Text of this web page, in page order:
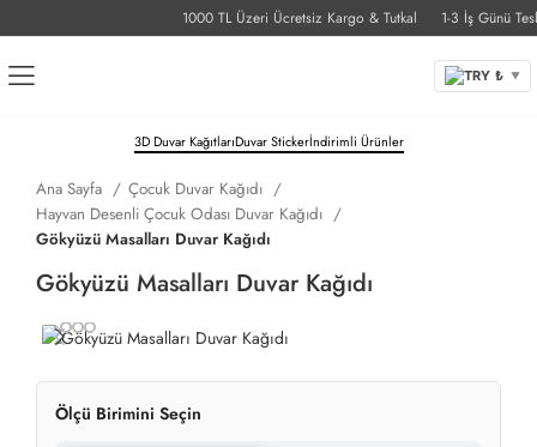
1000 TL Üzeri Ücretsiz Kargo & Tutkal 1-3 İş Günü
TRY ₺ ▼
3D Duvar KağıtlarıDuvar Stickerİndirimli Ürünler
Ana Sayfa
Çocuk Duvar Kağıdı
Hayvan Desenli Çocuk Odası Duvar Kağıdı
Gökyüzü Masalları Duvar Kağıdı
Gökyüzü Masalları Duvar Kağıdı
Ölçü Birimini Seçin